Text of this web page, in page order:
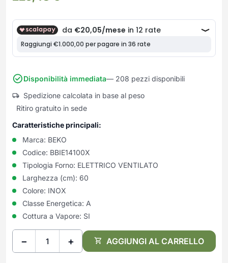
Frullatori
Macchine caffe e capsule
Pulizia Casa
Robot Da Cucina
Spremiagrumi e Centrifughe
Stiro
Tostapane
Tritacarne
Tritaverdure elettrici
Utensili da cucina
Yogurtiere
Lampade da tavolo
SOGGIORNO
Divani e Poltrone
Sedie e Sgabelli
Soggiorni e Pareti
Tavoli e Tavolini
Cucitrici e accessori
Sedie per ufficio
TAVOLI USATI TAVOLINI USATI
Disponibilità immediata— 208 pezzi disponibili
Spedizione calcolata in base al peso
Ritiro gratuito in sede
Caratteristiche principali:
Marca: BEKO
Codice: BBIE14100X
Tipologia Forno: ELETTRICO VENTILATO
Larghezza (cm): 60
Colore: INOX
Classe Energetica: A
Cottura a Vapore: SI
− + AGGIUNGI AL CARRELLO